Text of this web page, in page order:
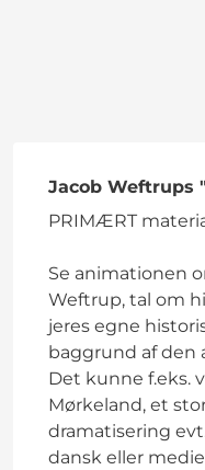
Jacob Weftrups
PRIMÆRT
Se animationen
Weftrup, tal om
jeres egne
baggrund af den
Det kunne f.eks.
Mørkeland, et
dramatisering
dansk eller